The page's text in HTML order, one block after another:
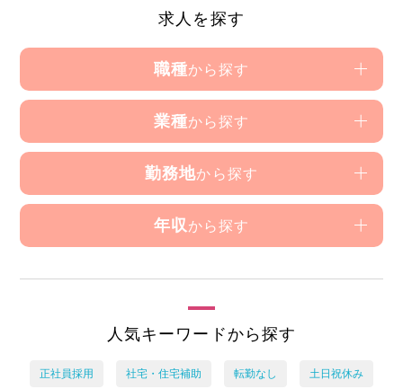
求人を探す
職種から探す
業種から探す
勤務地から探す
年収 から探す
人気キーワードから探す
正社員採用 社宅・住宅補助 転勤なし 土日祝休み